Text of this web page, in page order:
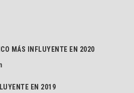
MÁS INFLUYENTE EN 2020
EN 2019